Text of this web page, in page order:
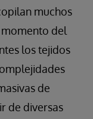
muchos
del
los tejidos
de
de diversas